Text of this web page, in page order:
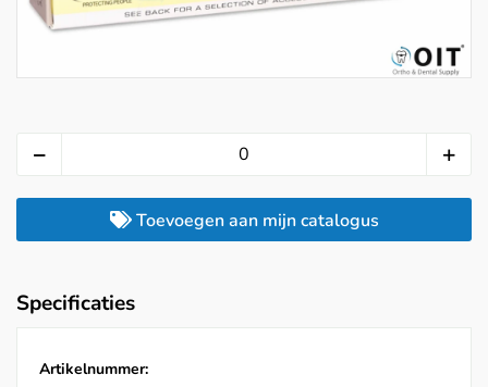
Toevoegen aan mijn catalogus
Specificaties
Artikelnummer: